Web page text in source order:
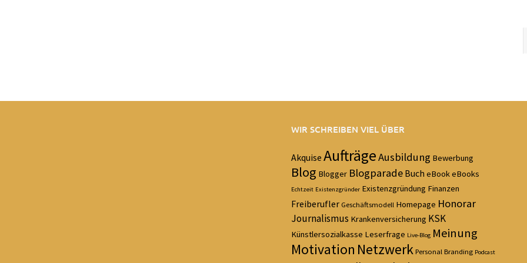
WIR SCHREIBEN VIEL ÜBER
Akquise AufträgeAusbildung Bewerbung
Blog Blogger Blogparade Buch eBookeBooks
Echtzeit Existenzgründer Existenzgründung Finanzen
Freiberufler Geschäftsmodell Homepage Honorar
Journalismus Krankenversicherung KSK
Künstlersozialkasse Leserfrage Live-Blog Meinung
Motivation Netzwerk Personal Branding Podcast